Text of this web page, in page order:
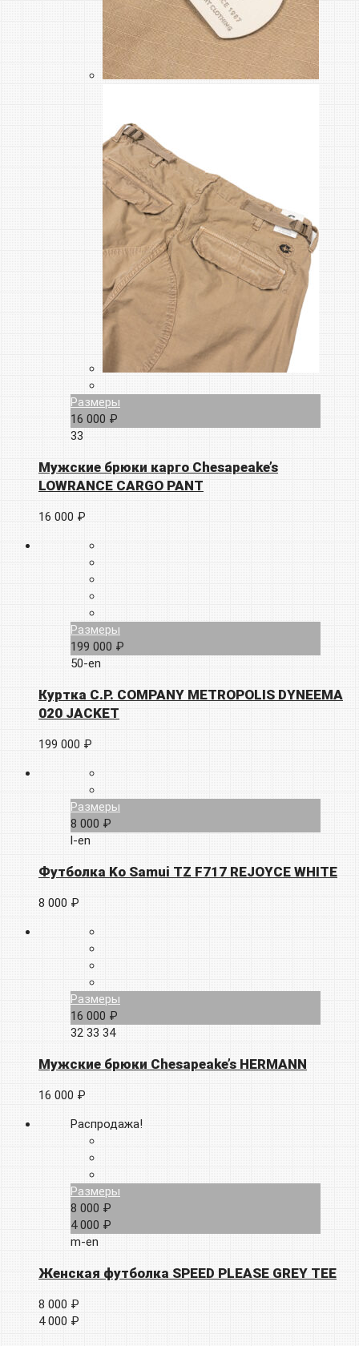
Размеры
16 000 ₽
33
Мужские брюки карго Chesapeake’s
LOWRANCE CARGO PANT
16 000 ₽
Размеры
199 000 ₽
50-en
Куртка C.P. COMPANY METROPOLIS DYNEEMA
020 JACKET
199 000 ₽
Размеры
8 000 ₽
l-en
Футболка Ko Samui TZ F717 REJOYCE WHITE
8 000 ₽
Размеры
16 000 ₽
32 33 34
Мужские брюки Chesapeake’s HERMANN
16 000 ₽
Распродажа!
Размеры
8 000 ₽
4 000 ₽
m-en
Женская футболка SPEED PLEASE GREY TEE
8 000 ₽
4 000 ₽